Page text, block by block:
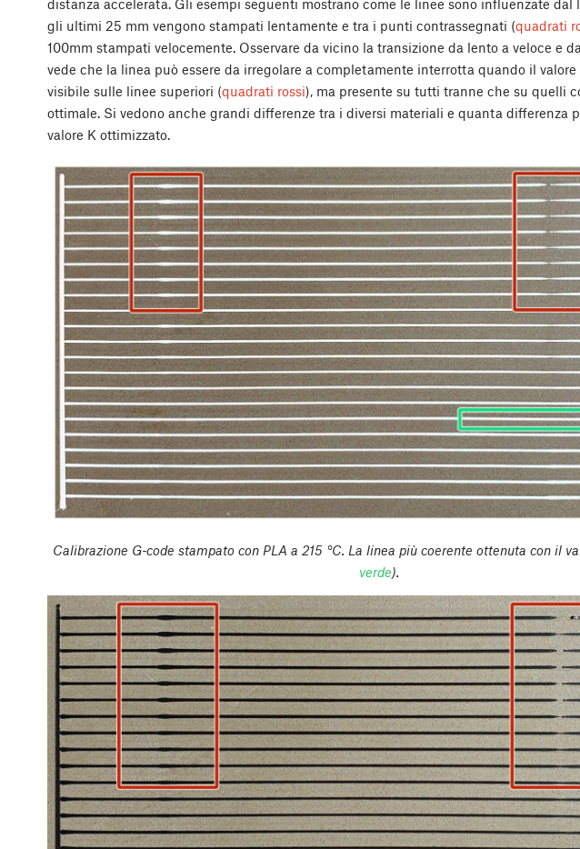
distanza accelerata. Gli esempi seguenti mostrano come le linee sono influenzate dal
gli ultimi 25 mm vengono stampati lentamente e tra i punti contrassegnati (quadrati
100mm stampati velocemente. Osservare da vicino la transizione da lento a veloce e
vede che la linea può essere da irregolare a completamente interrotta quando il
visibile sulle linee superiori (quadrati rossi), ma presente su tutti tranne che su quelli
ottimale. Si vedono anche grandi differenze tra i diversi materiali e quanta differenza
valore K ottimizzato.
Calibrazione G-code stampato con PLA a 215 °C. La linea più coerente ottenuta con il
verde).